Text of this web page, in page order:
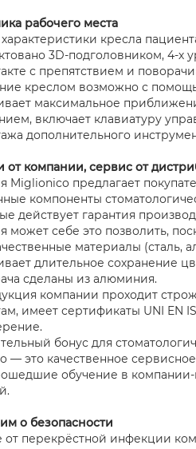
рабочего места
кресла
3D-подголовником, 4-х
с препятствием и
креслом возможно с
максимальное
включает клавиатуру
дополнительного
от компании, сервис от
Miglionico предлагает
компоненты
действует гарантия
может себе это позволить,
материалы (сталь,
длительное сохранение
сделаны из алюминия.
компании проходит
имеет сертификаты UNI EN
бонус для
— это качественное
обучение в
о безопасности
от перекрёстной инфекции